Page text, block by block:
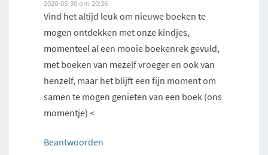
2020-05-30 om 20:36
Vind het altijd leuk om nieuwe boeken te
mogen ontdekken met onze kindjes,
momenteel al een mooie boekenrek gevuld,
met boeken van mezelf vroeger en ook van
henzelf, maar het blijft een fijn moment om
samen te mogen genieten van een boek (ons
momentje) <
Beantwoorden